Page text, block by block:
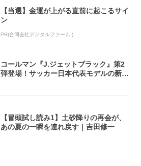
【当選】金運が上がる直前に起こるサイ
ン
PR(合同会社デジタルファーム )
コールマン『J.ジェットブラック』第2
弾登場！サッカー日本代表モデルの新作
【冒頭試し読み1】土砂降りの再会が、
あの夏の一瞬を連れ戻す｜吉田修一